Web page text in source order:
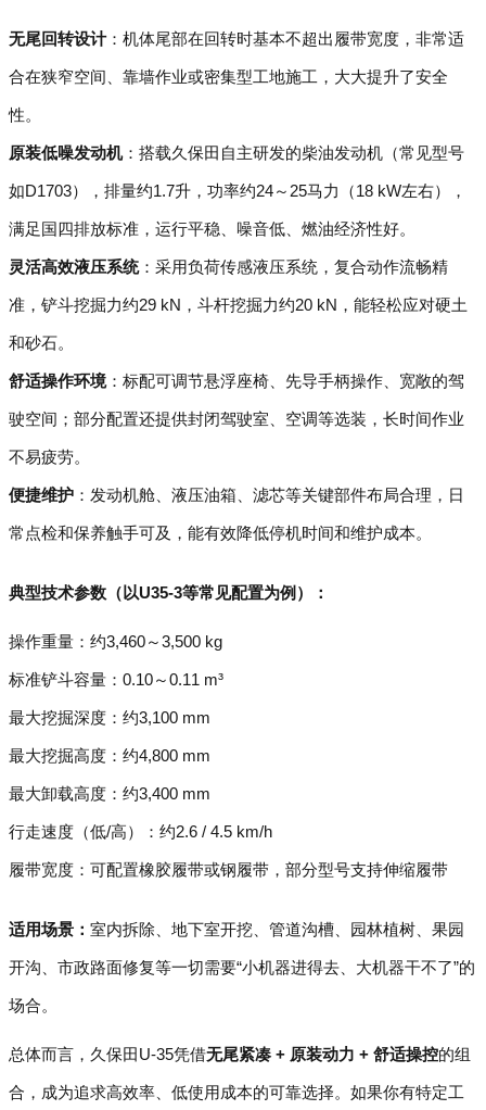
无尾回转设计：机体尾部在回转时基本不超出履带宽度，非常适
合在狭窄空间、靠墙作业或密集型工地施工，大大提升了安全
性。
原装低噪发动机：搭载久保田自主研发的柴油发动机（常见型号
如D1703），排量约1.7升，功率约24～25马力（18 kW左右），
满足国四排放标准，运行平稳、噪音低、燃油经济性好。
灵活高效液压系统：采用负荷传感液压系统，复合动作流畅精
准，铲斗挖掘力约29 kN，斗杆挖掘力约20 kN，能轻松应对硬土
和砂石。
舒适操作环境：标配可调节悬浮座椅、先导手柄操作、宽敞的驾
驶空间；部分配置还提供封闭驾驶室、空调等选装，长时间作业
不易疲劳。
便捷维护 ：发动机舱、液压油箱、滤芯等关键部件布局合理，日
常点检和保养触手可及，能有效降低停机时间和维护成本。
典型技术参数（以U35-3等常见配置为例）：
操作重量：约3,460～3,500 kg
标准铲斗容量：0.10～0.11 m³
最大挖掘深度：约3,100 mm
最大挖掘高度：约4,800 mm
最大卸载高度：约3,400 mm
行走速度（低/高）：约2.6 / 4.5 km/h
履带宽度：可配置橡胶履带或钢履带，部分型号支持伸缩履带
适用场景： 室内拆除、地下室开挖、管道沟槽、园林植树、果园
开沟、市政路面修复等一切需要“小机器进得去、大机器干不了”的
场合。
总体而言，久保田U-35凭借无尾紧凑 + 原装动力 + 舒适操控的组
合，成为追求高效率、低使用成本的可靠选择。如果你有特定工